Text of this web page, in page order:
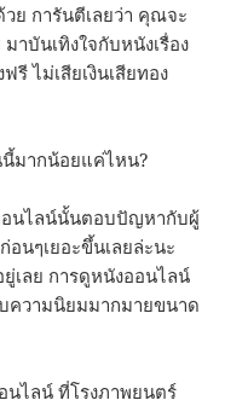
ย การันตีเลยว่า คุณจะ
าบันเทิงใจกับหนังเรื่อง
ไม่เสียเงินเสียทอง
มากน้อยแค่ไหน?
อนไลน์นั้นตอบปัญหากับผู้
นๆเยอะขึ้นเลยล่ะนะ
เลย การดูหนังออนไลน์
บความนิยมมากมายขนาด
นไลน์ ที่โรงภาพยนตร์